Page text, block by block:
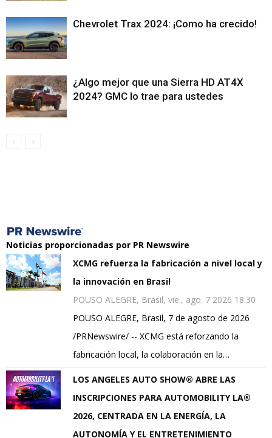
Chevrolet Trax 2024: ¡Como ha crecido!
¿Algo mejor que una Sierra HD AT4X
2024? GMC lo trae para ustedes
Noticias proporcionadas por PR Newswire
XCMG refuerza la fabricación a nivel local y
la innovación en Brasil
POUSO ALEGRE, Brasil, vie., ago. 7 2026 18:30
POUSO ALEGRE, Brasil, 7 de agosto de 2026
/PRNewswire/ -- XCMG está reforzando la
fabricación local, la colaboración en la…
LOS ANGELES AUTO SHOW® ABRE LAS
INSCRIPCIONES PARA AUTOMOBILITY LA®
2026, CENTRADA EN LA ENERGÍA, LA
AUTONOMÍA Y EL ENTRETENIMIENTO